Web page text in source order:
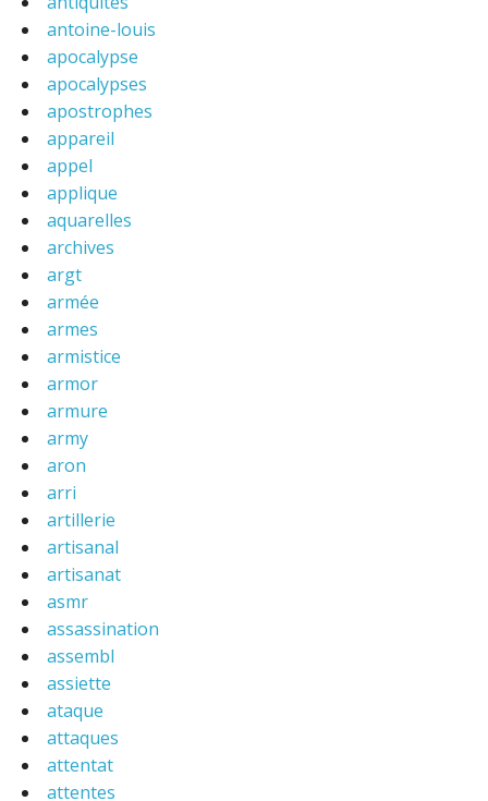
antoine-louis
apocalypse
apocalypses
apostrophes
appareil
appel
applique
aquarelles
archives
argt
armée
armes
armistice
armor
armure
army
aron
arri
artillerie
artisanal
artisanat
asmr
assassination
assembl
assiette
ataque
attaques
attentat
attentes